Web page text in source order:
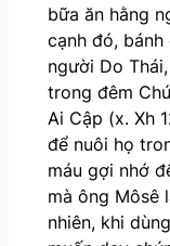
bữa ăn hằng
cạnh đó,
người Do
trong đêm
Ai Cập (x. Xh
để nuôi họ
máu gợi nhớ
mà ông Môsê
nhiên, khi